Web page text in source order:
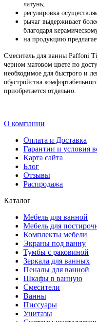
латунь;
регулировка
рычаг выдерживает
благодаря
на продукцию
Смеситель для ванны Paffoni
черном матовом цвете по
необходимое для быстрого и
обустройства
приобретается отдельно.
О компании
Оплата и Доставка
Гарантии и условия
Карта сайта
Блог
Отзывы
Распродажа
Каталог
Мебель для ванной
Мебель для
Комплекты мебели
Экраны под ванну
Тумбы с раковиной
Зеркала для ванных
Пеналы для ванной
Шкафы в ванную
Смесители
Ванны
Писсуары
Унитазы